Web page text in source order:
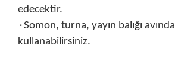
edecektir.
۰Somon, turna, yayın balığı avında
kullanabilirsiniz.